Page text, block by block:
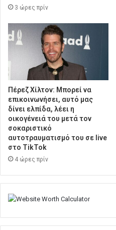
3 ώρες πρίν
Πέρεζ Χίλτον: Μπορεί να
επικοινωνήσει, αυτό μας
δίνει ελπίδα, λέει η
οικογένειά του μετά τον
σοκαριστικό
αυτοτραυματισμό του σε live
στο TikTok
4 ώρες πρίν